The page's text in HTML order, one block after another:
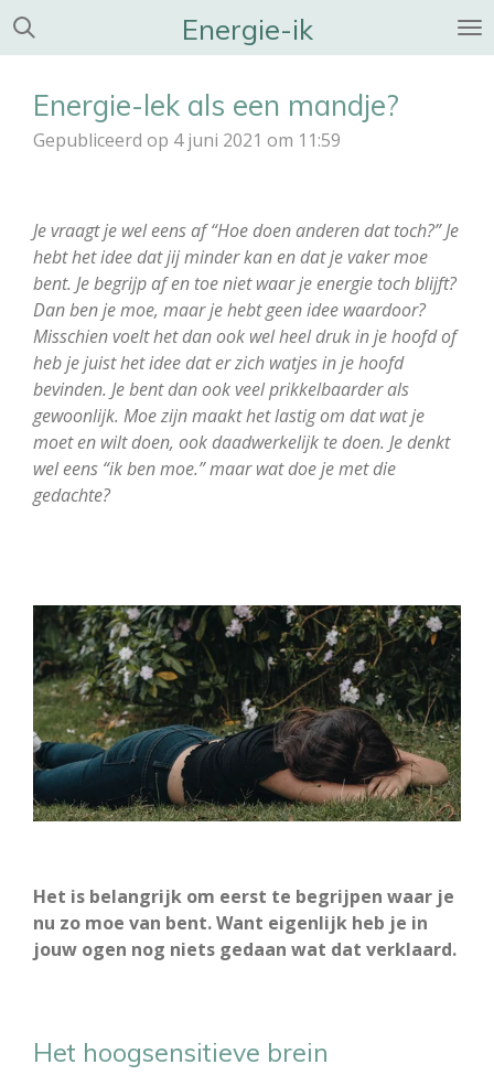
Ga
hoofdinhoud
Energie-ik
Energie-lek als een mandje?
Gepubliceerd op 4 juni 2021 om 11:59
Je vraagt je wel eens af “Hoe doen anderen dat toch?” Je
hebt het idee dat jij minder kan en dat je vaker moe
bent. Je begrijp af en toe niet waar je energie toch blijft?
Dan ben je moe, maar je hebt geen idee waardoor?
Misschien voelt het dan ook wel heel druk in je hoofd of
heb je juist het idee dat er zich watjes in je hoofd
bevinden. Je bent dan ook veel prikkelbaarder als
gewoonlijk. Moe zijn maakt het lastig om dat wat je
moet en wilt doen, ook daadwerkelijk te doen. Je denkt
wel eens “ik ben moe.” maar wat doe je met die
gedachte?
Het is belangrijk om eerst te begrijpen waar je
nu zo moe van bent. Want eigenlijk heb je in
jouw ogen nog niets gedaan wat dat verklaard.
Het hoogsensitieve brein